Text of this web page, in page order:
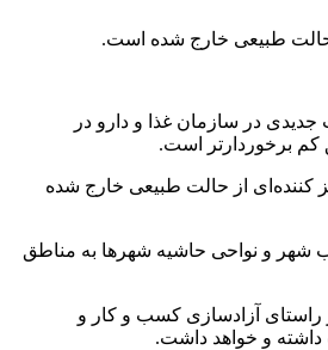
حالت طبیعی خارج شده است.
در سازمان غذا و دارو در
کم برخوردارتر است.
کننده‌ای از حالت طبیعی خارج شده
گرفته‌اند و برخی از این‌ها از نواحی جنوب شهر و نواحی حاشیه شهرها به مناطق
راستای آزادسازی کسب و کار و
داشته و خواهد داشت.